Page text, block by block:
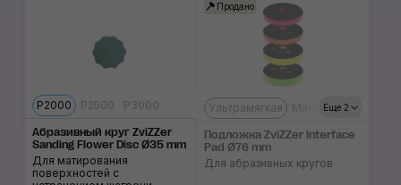
P2000 P2500 P3000
Абразивный круг ZviZZer
Sanding Flower Disc Ø35 mm
Для матирования
поверхностей с
Продано
Еще 2
Ультрамягкая Мягкая
Подложка ZviZZer Interface
Pad Ø76 mm
Для абразивных кругов